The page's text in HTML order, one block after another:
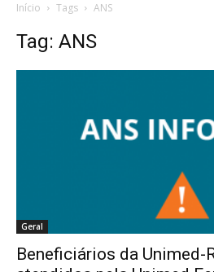
Início Tags ANS
Tag: ANS
Geral
Beneficiários da Unimed-